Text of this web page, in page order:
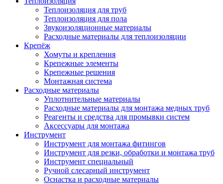
Теплоизоляция для труб
Теплоизоляция для пола
Звукоизоляционные материалы
Расходные материалы для теплоизоляции
Крепёж
Хомуты и крепления
Крепежные элементы
Крепежные решения
Монтажная система
Расходные материалы
Уплотнительные материалы
Расходные материалы для монтажа медных труб
Реагенты и средства для промывки систем
Аксессуары для монтажа
Инструмент
Инструмент для монтажа фитингов
Инструмент для резки, обработки и монтажа труб
Инструмент специальный
Ручной слесарный инструмент
Оснастка и расходные материалы